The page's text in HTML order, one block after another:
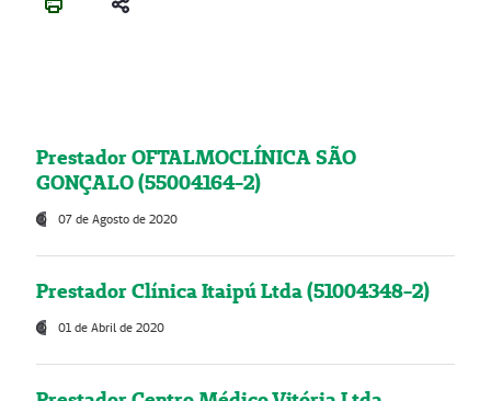
Prestador OFTALMOCLÍNICA SÃO
GONÇALO (55004164-2)
07 de Agosto de 2020
Prestador Clínica Itaipú Ltda (51004348-2)
01 de Abril de 2020